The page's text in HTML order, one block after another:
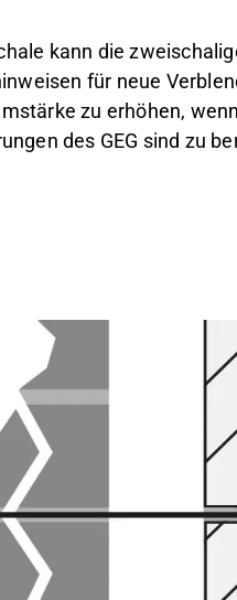
kann die
für neue
zu erhöhen,
des GEG sind zu